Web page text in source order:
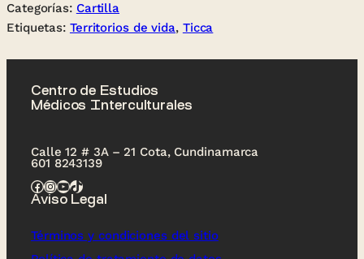
Categorías: Cartilla
Etiquetas: Territorios de vida, Ticca
Centro de Estudios
Médicos Interculturales
Calle 12 # 3A – 21 Cota, Cundinamarca
601 8243139
Facebook InstagramYouTube TikTok
Aviso Legal
Términos y condiciones del sitio